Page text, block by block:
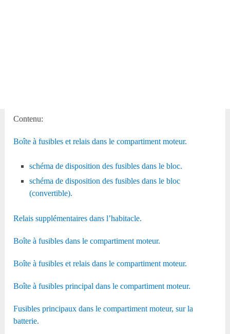
Contenu:
Boîte à fusibles et relais dans le compartiment moteur.
schéma de disposition des fusibles dans le bloc.
schéma de disposition des fusibles dans le bloc
(convertible).
Relais supplémentaires dans l’habitacle.
Boîte à fusibles dans le compartiment moteur.
Boîte à fusibles et relais dans le compartiment moteur.
Boîte à fusibles principal dans le compartiment moteur.
Fusibles principaux dans le compartiment moteur, sur la
batterie.